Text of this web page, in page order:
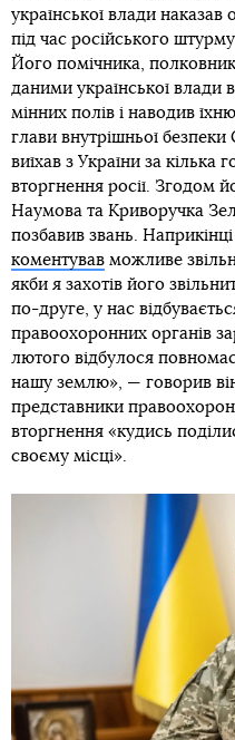
української влади наказав
під час російського
Його помічника,
даними української влади
мінних полів і наводив
глави внутрішньої
виїхав з України за
вторгнення росії. Згодом
Наумова та Криворучка
позбавив звань.
коментував можливе
якби я захотів його
по-друге, у нас
правоохоронних органів
лютого відбулося
нашу землю», — говорив
представники
вторгнення «кудись
своєму місці».